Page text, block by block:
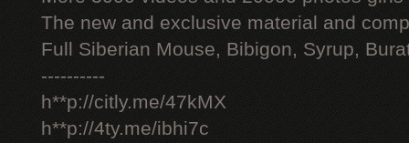
The new and exclusive material and
Full Siberian Mouse, Bibigon, Syrup,
----------
h**p://citly.me/47kMX
h**p://4ty.me/ibhi7c